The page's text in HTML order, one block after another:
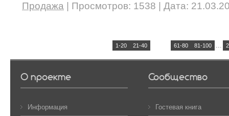
Продажа Просмотров: 1538 Дата:
1-20 21-40 61-80 81-100 ...
О проекте
Информация
Сообщество
Гостевая книга